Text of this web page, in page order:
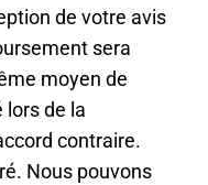
de votre avis
sera
moyen de
lors de la
contraire.
Nous pouvons